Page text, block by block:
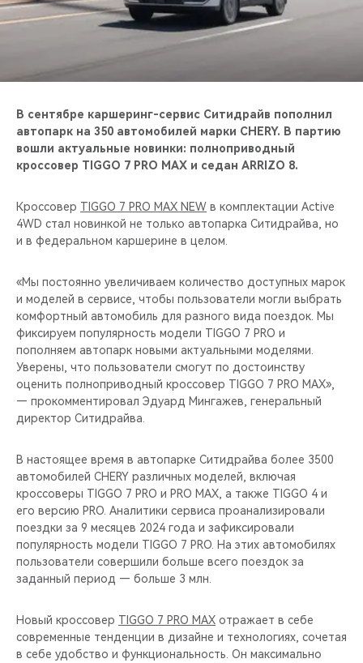
НАШИ МЕРОПРИЯТИЯ
ВИДЕООБЗОРЫ
CHERY ДЛЯ ДЕТЕЙ
В сентябре каршеринг-сервис Ситидрайв пополнил
автопарк на 350 автомобилей марки CHERY. В партию
вошли актуальные новинки: полноприводный
кроссовер TIGGO 7 PRO MAX и седан ARRIZO 8.
Кроссовер TIGGO 7 PRO MAX NEW в комплектации Active
4WD стал новинкой не только автопарка Ситидрайва, но
и в федеральном каршерине в целом.
«Мы постоянно увеличиваем количество доступных марок
и моделей в сервисе, чтобы пользователи могли выбрать
комфортный автомобиль для разного вида поездок. Мы
фиксируем популярность модели TIGGO 7 PRO и
пополняем автопарк новыми актуальными моделями.
Уверены, что пользователи смогут по достоинству
оценить полноприводный кроссовер TIGGO 7 PRO MAX»,
— прокомментировал Эдуард Мингажев, генеральный
директор Ситидрайва.
В настоящее время в автопарке Ситидрайва более 3500
автомобилей CHERY различных моделей, включая
кроссоверы TIGGO 7 PRO и PRO MAX, а также TIGGO 4 и
его версию PRO. Аналитики сервиса проанализировали
поездки за 9 месяцев 2024 года и зафиксировали
популярность модели TIGGO 7 PRO. На этих автомобилях
пользователи совершили больше всего поездок за
заданный период — больше 3 млн.
Новый кроссовер TIGGO 7 PRO MAX отражает в себе
современные тенденции в дизайне и технологиях, сочетая
в себе удобство и функциональность. Он максимально